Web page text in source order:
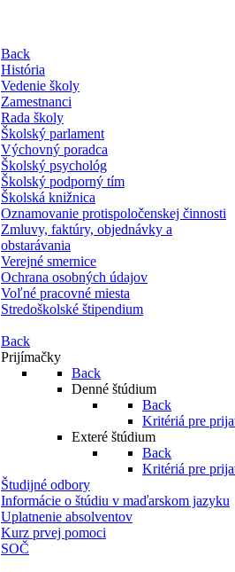
Back
História
Vedenie školy
Zamestnanci
Rada školy
Školský parlament
Výchovný poradca
Školský psychológ
Školský podporný tím
Školská knižnica
Oznamovanie protispoločenskej činnosti
Zmluvy, faktúry, objednávky a
obstarávania
Verejné smernice
Ochrana osobných údajov
Voľné pracovné miesta
Stredoškolské štipendium
Back
Prijímačky
Back
Denné štúdium
Back
Kritériá pre
Exteré štúdium
Back
Kritériá pre
Študijné odbory
Informácie o štúdiu v maďarskom jazyku
Uplatnenie absolventov
Kurz prvej pomoci
SOČ